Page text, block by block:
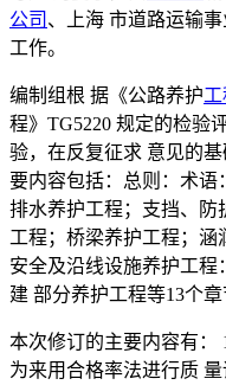
公司 、上海 市道路运输
工作。
编制组根 据《公路养护工
程》TG5220 规定的检验
验，在反复征求 意见的基
要内容包括：总则：术语
排水养护工程；支挡、防
工程；桥梁养护工程；涵
安全及沿线设施养护工程
建 部分养护工程等13个章
本次修订的主要内容有：
为来用合格率法进行质